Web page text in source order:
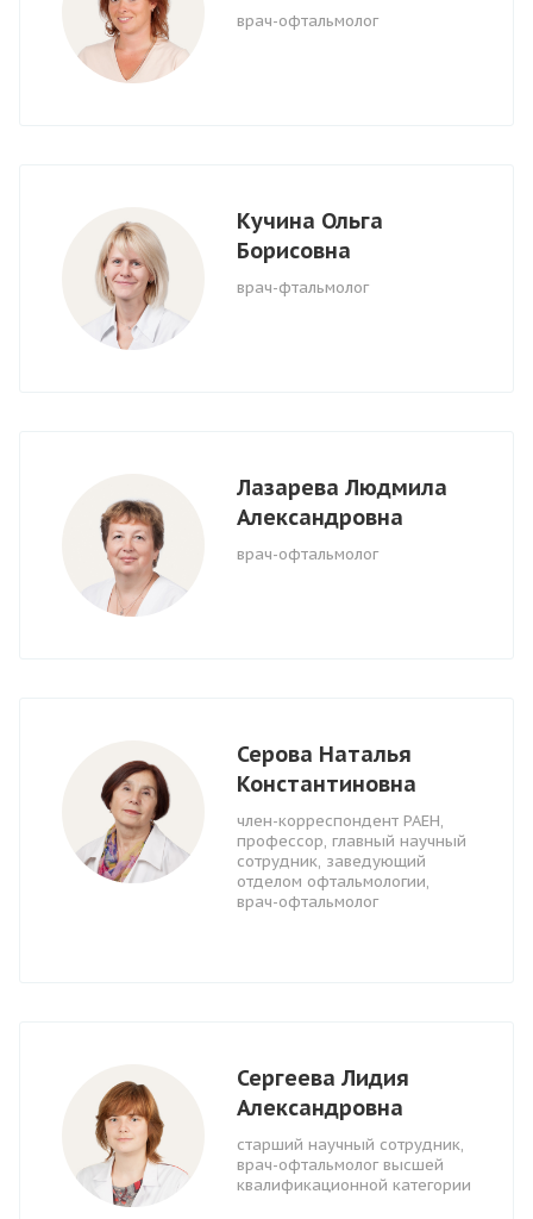
врач-офтальмолог
Кучина Ольга
Борисовна
врач-фтальмолог
Лазарева Людмила
Александровна
врач-офтальмолог
Серова Наталья
Константиновна
член-корреспондент РАЕН,
профессор, главный научный
сотрудник, заведующий
отделом офтальмологии,
врач-офтальмолог
Сергеева Лидия
Александровна
старший научный сотрудник,
врач-офтальмолог высшей
квалификационной категории